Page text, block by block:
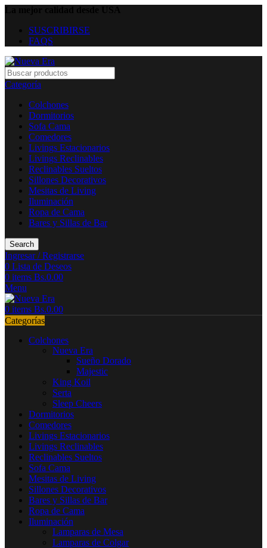
SUSCRIBIRSE
FAQS
Categoría
Colchones
Dormitorios
Sofa Cama
Comedores
Livings Estacionarios
Livings Reclinables
Reclinables Sueltos
Sillones Decorativos
Mesitas de Living
Iluminación
Ropa de Cama
Bares y Sillas de Bar
Search
Ingresar / Registrarse
0 Lista de Deseos
0 items Bs.0.00
Menu
0 items Bs.0.00
Categorías
Colchones
Nueva Era
Sueño Dorado
Majestic
King Koil
Serta
Sleep Cheers
Dormitorios
Comedores
Livings Estacionarios
Livings Reclinables
Reclinables Sueltos
Sofa Cama
Mesitas de Living
Sillones Decorativos
Bares y Sillas de Bar
Ropa de Cama
Iluminación
Lamparas de Mesa
Lamparas de Colgar